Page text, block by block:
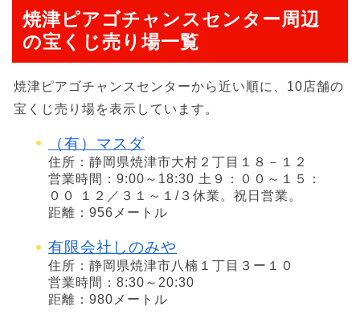
焼津ピアゴチャンスセンター周辺
の宝くじ売り場一覧
焼津ピアゴチャンスセンターから近い順に、10店舗の
宝くじ売り場を表示しています。
（有）マスダ
住所：静岡県焼津市大村２丁目１８－１２
営業時間：9:00～18:30 土９：００～１５：
００ １２／３１～１/３休業。祝日営業。
距離：956メートル
有限会社しのみや
住所：静岡県焼津市八楠１丁目３ー１０
営業時間：8:30～20:30
距離：980メートル